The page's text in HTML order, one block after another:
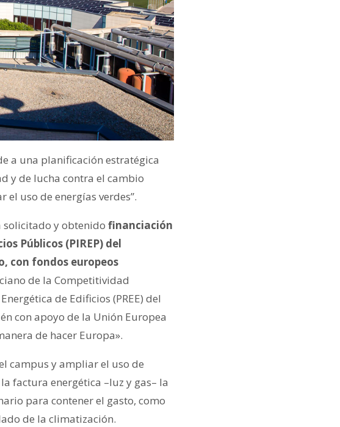
a una planificación estratégica
y de lucha contra el cambio
uso de energías verdes”.
solicitado y obtenido financiación
Públicos (PIREP) del
con fondos europeos
de la Competitividad
de Edificios (PREE) del
con apoyo de la Unión Europea
de hacer Europa».
campus y ampliar el uso de
factura energética –luz y gas– la
para contener el gasto, como
de la climatización.